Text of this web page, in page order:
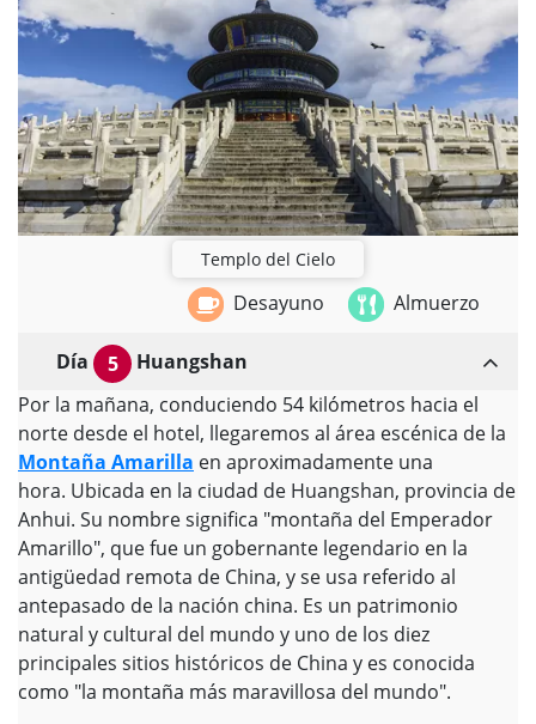
Templo del Cielo
Desayuno Almuerzo
Día 5
Huangshan
Por la mañana, conduciendo 54 kilómetros hacia el
norte desde el hotel, llegaremos al área escénica de la
Montaña Amarilla en aproximadamente una
hora. Ubicada en la ciudad de Huangshan, provincia de
Anhui. Su nombre significa "montaña del Emperador
Amarillo", que fue un gobernante legendario en la
antigüedad remota de China, y se usa referido al
antepasado de la nación china. Es un patrimonio
natural y cultural del mundo y uno de los diez
principales sitios históricos de China y es conocida
como "la montaña más maravillosa del mundo".